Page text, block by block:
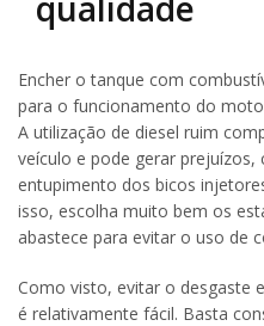
Encher o tanque com
para o funcionamento do
A utilização de diesel ruim
veículo e pode gerar
entupimento dos bicos
isso, escolha muito bem os
abastece para evitar o uso de
Como visto, evitar o desgaste
é relativamente fácil. Basta